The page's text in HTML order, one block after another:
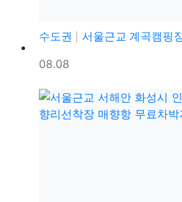
수도권
서울근교 계곡캠핑장 포천
등록일
08.08